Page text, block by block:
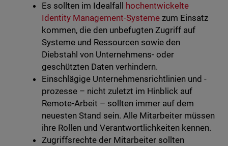
Es sollten im Idealfall
hochentwickelte
Identity Management-Systemezum Einsatz
kommen, die den unbefugten Zugriff auf
Systeme und Ressourcen sowie den
Diebstahl von Unternehmens- oder
geschützten Daten verhindern.
Einschlägige Unternehmensrichtlinien und -
prozesse – nicht zuletzt im Hinblick auf
Remote-Arbeit – sollten immer auf dem
neuesten Stand sein. Alle Mitarbeiter müssen
ihre Rollen und Verantwortlichkeiten kennen.
Zugriffsrechte der Mitarbeiter sollten